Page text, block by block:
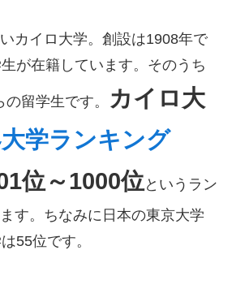
カイロ大学。創設は1908年で
が在籍しています。そのうち
留学生です。
カイロ大
学ランキング
位～1000位というラン
す。ちなみに日本の東京大学
55位です。